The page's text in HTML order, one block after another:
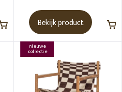
Bekijk product
nieuwe
collectie